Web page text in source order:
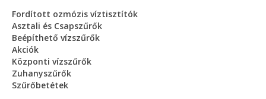
Fordított ozmózis víztisztítók
Asztali és Csapszűrők
Beépíthető vízszűrők
Akciók
Központi vízszűrők
Zuhanyszűrők
Szűrőbetétek